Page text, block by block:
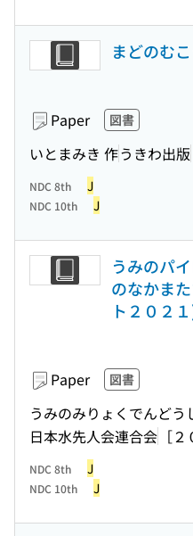
まどのむ
Paper 図書
いとまみき 作うきわ出版
NDC 8th J
NDC 10th J
うみのパ
のなかま
ト２０２
Paper 図書
うみのみりょくでんどう
日本水先人会連合会 ［
NDC 8th J
NDC 10th J